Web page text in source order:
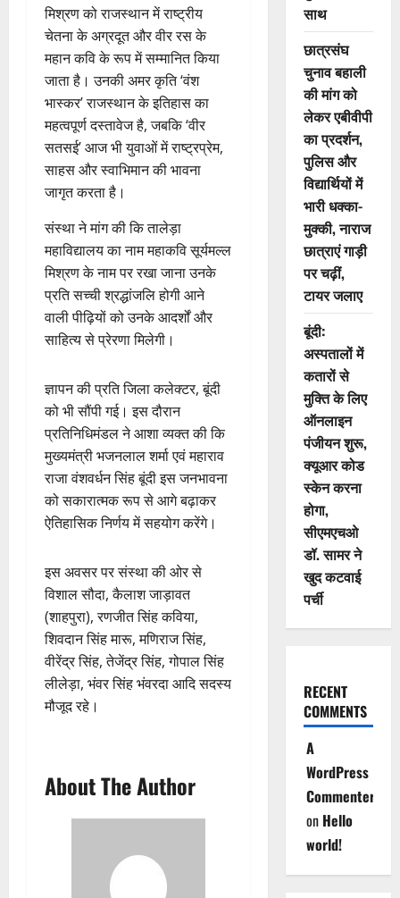
मिश्रण को राजस्थान में राष्ट्रीय
चेतना के अग्रदूत और वीर रस के
महान कवि के रूप में सम्मानित किया
जाता है। उनकी अमर कृति ‘वंश
भास्कर’ राजस्थान के इतिहास का
महत्वपूर्ण दस्तावेज है, जबकि ‘वीर
सतसई’ आज भी युवाओं में राष्ट्रप्रेम,
साहस और स्वाभिमान की भावना
जागृत करता है।
संस्था ने मांग की कि तालेड़ा
महाविद्यालय का नाम महाकवि सूर्यमल्ल
मिश्रण के नाम पर रखा जाना उनके
प्रति सच्ची श्रद्धांजलि होगी‌ आने
वाली पीढ़ियों को उनके आदर्शों और
साहित्य से प्रेरणा मिलेगी।
ज्ञापन की प्रति जिला कलेक्टर, बूंदी
को भी सौंपी गई। इस दौरान
प्रतिनिधिमंडल ने आशा व्यक्त की कि
मुख्यमंत्री भजनलाल शर्मा एवं महाराव
राजा वंशवर्धन सिंह बूंदी इस जनभावना
को सकारात्मक रूप से आगे बढ़ाकर
ऐतिहासिक निर्णय में सहयोग करेंगे।
इस अवसर पर संस्था की ओर से
विशाल सौदा, कैलाश जाड़ावत
(शाहपुरा), रणजीत सिंह कविया,
शिवदान सिंह मारू, मणिराज सिंह,
वीरेंद्र सिंह, तेजेंद्र सिंह, गोपाल सिंह
लीलेड़ा, भंवर सिंह भंवरदा आदि सदस्य
मौजूद रहे।
About The Author
साथ
छात्रसंघ
चुनाव बहाली
की मांग को
लेकर एबीवीपी
का प्रदर्शन,
पुलिस और
विद्यार्थियों में
भारी धक्का-
मुक्की, नाराज
छात्राएं गाड़ी
पर चढ़ीं,
टायर जलाए
बूंदी:
अस्पतालों में
कतारों से
मुक्ति के लिए
ऑनलाइन
पंजीयन शुरू,
क्यूआर कोड
स्केन करना
होगा,
सीएमएचओ
डॉ. सामर ने
खुद कटवाई
पर्ची
RECENT
COMMENTS
A
WordPress
Commenter
on Hello
world!